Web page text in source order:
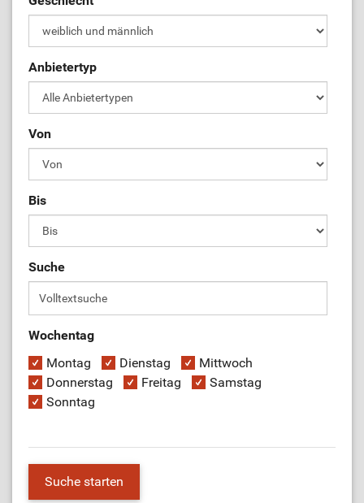
ÜL-Börse
Anbietertyp
Von
Bis
Suche
Wochentag
Montag
Dienstag
Mittwoch
Donnerstag
Freitag
Samstag
Sonntag